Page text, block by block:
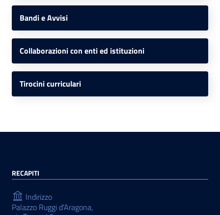
Bandi e Avvisi
Collaborazioni con enti ed istituzioni
Tirocini curriculari
RECAPITI
Indirizzo
Palazzo Ruggi d'Aragona,